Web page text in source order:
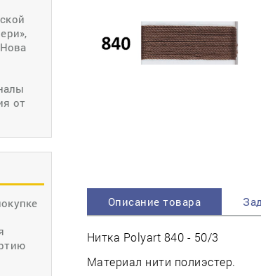
оборудование
Загибка деталей
части
от
Описание товара
Нитка Polyart 840 - 50/3
Материал нити полиэстер.